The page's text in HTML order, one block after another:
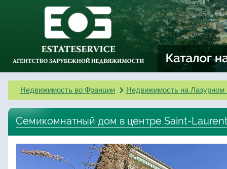
Недвижимость во Франции Недвижимость на Лазурном
Семикомнатный дом в центре Saint-